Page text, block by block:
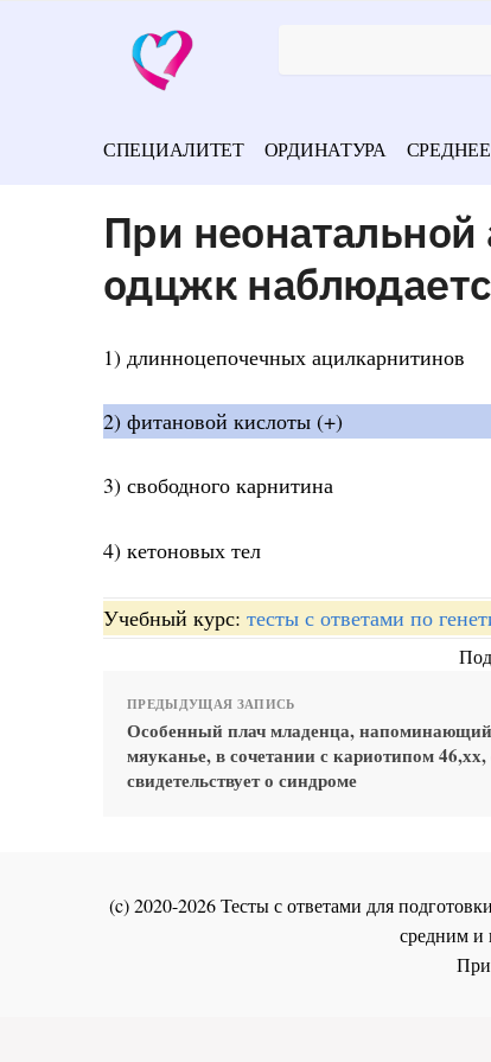
СПЕЦИАЛИТЕТ ОРДИНАТУРА СРЕДНЕЕ
При
одцжк
1) длинноцепочечных ацилкарнитинов
2) фитановой кислоты (+)
3) свободного карнитина
4) кетоновых тел
Учебный курс: тесты с ответами по
ПРЕДЫДУЩАЯ ЗАПИСЬ
Особенный плач младенца,
мяуканье, в сочетании с кариотипом
свидетельствует о синдроме
(c) 2020-2026 Тесты с ответами для
средним и
При